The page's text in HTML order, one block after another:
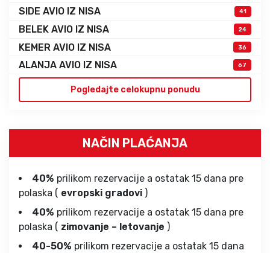
SIDE AVIO IZ NISA 41
BELEK AVIO IZ NISA 24
KEMER AVIO IZ NISA 36
ALANJA AVIO IZ NISA 67
Pogledajte celokupnu ponudu
NAČIN PLAĆANJA
40% prilikom rezervacije a ostatak 15 dana pre
polaska ( evropski gradovi )
40% prilikom rezervacije a ostatak 15 dana pre
polaska ( zimovanje – letovanje )
40-50% prilikom rezervacije a ostatak 15 dana